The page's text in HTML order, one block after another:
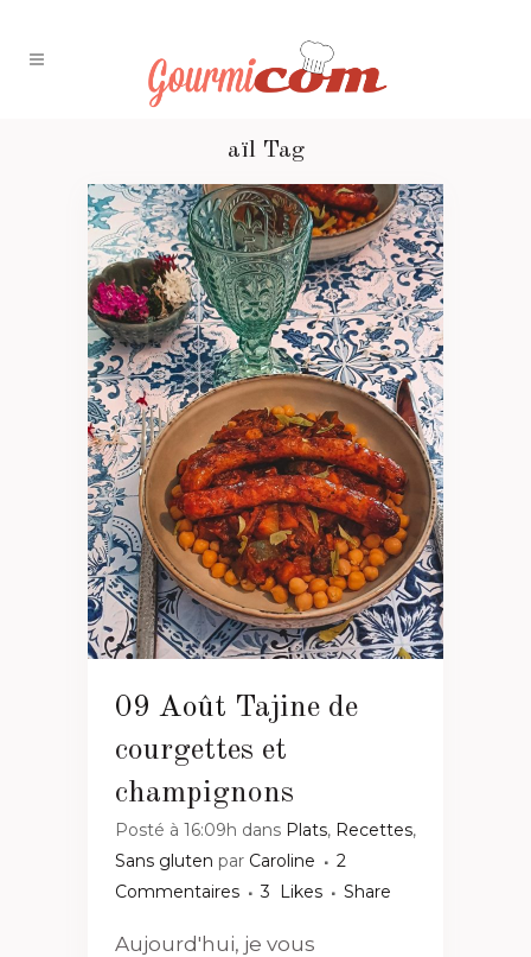
aïl Tag
09 Août Tajine de
courgettes et
champignons
Posté à 16:09h dans Plats, Recettes,
Sans gluten par Caroline
2
Commentaires
3 Likes Share
Aujourd'hui, je vous